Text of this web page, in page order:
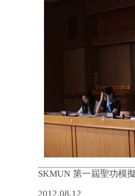
SKMUN 第一屆聖功模
2012.08.12